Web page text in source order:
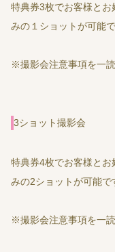
特典券3枚でお客様と
みの１ショットが可能で
※撮影会注意事項を一
3ショット撮影会
特典券4枚でお客様と
みの2ショットが可能で
※撮影会注意事項を一